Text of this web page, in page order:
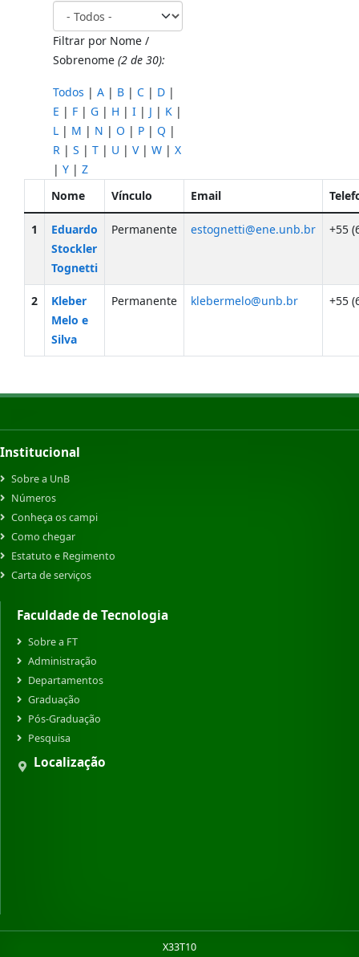
Filtrar por Nome /
Sobrenome (2 de 30):
Todos | A | B | C | D |
E | F | G | H | I | J | K |
L | M | N | O | P | Q |
R | S | T | U | V | W | X
| Y | Z
Nome
Vínculo Email
1
Eduardo
Stockler
Tognetti
Permanente estognetti@ene.unb.br +55
2
Kleber
Melo e
Silva
Permanente klebermelo@unb.br +55
Institucional
Sobre a UnB
Números
Conheça os campi
Como chegar
Estatuto e Regimento
Carta de serviços
Faculdade de Tecnologia
Sobre a FT
Administração
Departamentos
Graduação
Pós-Graduação
Pesquisa
Localização
X33T10